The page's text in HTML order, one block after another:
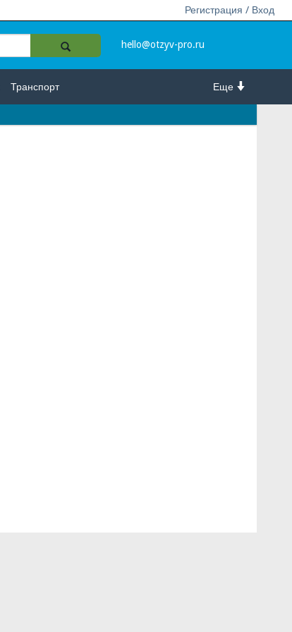
Регистрация / Вход
hello@otzyv-pro.ru
Еще
Транспорт